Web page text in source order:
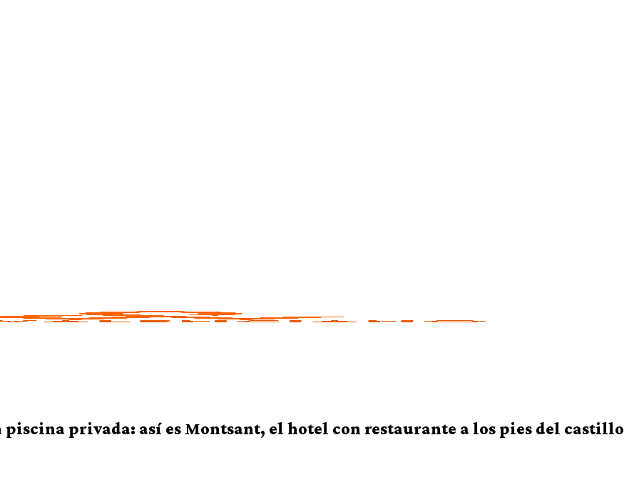
piscina privada: así es Montsant, el hotel con restaurante a los pies del castillo